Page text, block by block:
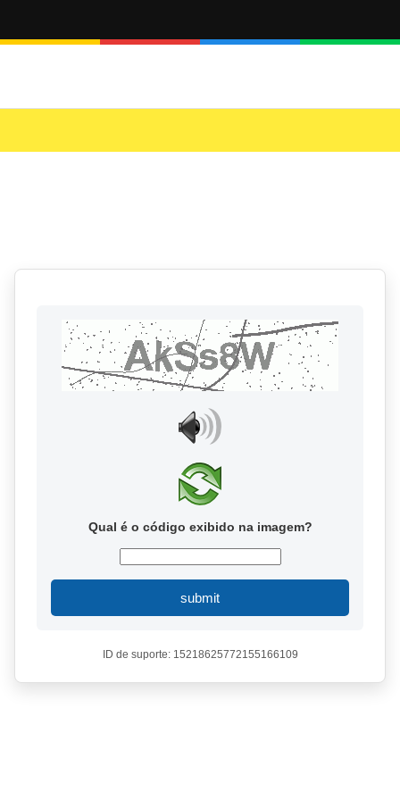
Qual é o código exibido na imagem?
submit
ID de suporte: 15218625772155166109